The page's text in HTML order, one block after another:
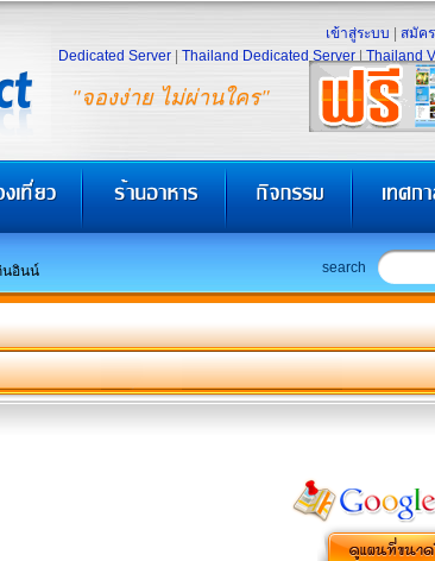
"จองง่าย ไม่ผ่านใคร"
เข้าสู่ระบบ สมัค
Dedicated Server
Thailand Dedicated Server Thailand
นอินน์ search